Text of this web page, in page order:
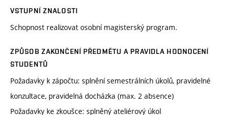
VSTUPNÍ ZNALOSTI
Schopnost realizovat osobní magisterský program.
ZPŮSOB ZAKONČENÍ PŘEDMĚTU A PRAVIDLA HODNOCENÍ
STUDENTŮ
Požadavky k zápočtu: splnění semestrálních úkolů, pravidelné
konzultace, pravidelná docházka (max. 2 absence)
Požadavky ke zkoušce: splněný ateliérový úkol